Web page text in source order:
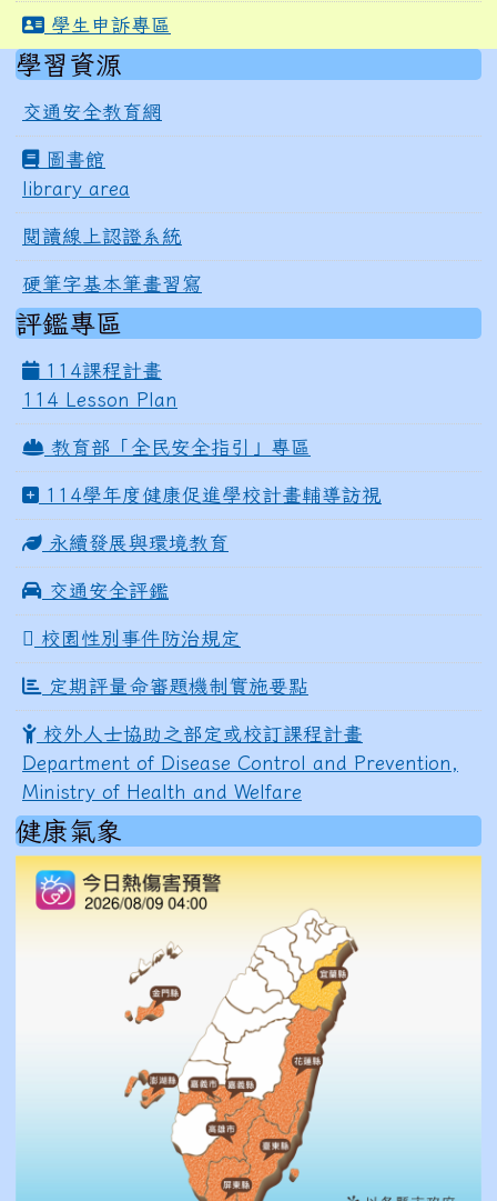
學生申訴專區
右邊區域內容
學習資源
交通安全教育網
圖書館
library area
閱讀線上認證系統
硬筆字基本筆畫習寫
評鑑專區
114課程計畫
114 Lesson Plan
教育部「全民安全指引」專區
114學年度健康促進學校計畫輔導訪視
永續發展與環境教育
交通安全評鑑
校園性別事件防治規定
定期評量命審題機制實施要點
校外人士協助之部定或校訂課程計畫
Department of Disease Control and Prevention,
Ministry of Health and Welfare
健康氣象